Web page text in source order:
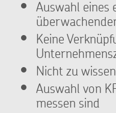
Auswahl eines
Keine
Nicht zu
Auswahl von
messen sind